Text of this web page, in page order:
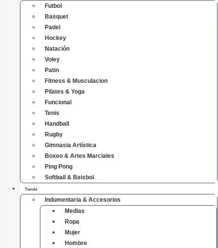
Futbol
Basquet
Padel
Hockey
Natación
Voley
Patin
Fitness & Musculacion
Pilates & Yoga
Funcional
Tenis
Handball
Rugby
Gimnasia Artística
Boxeo & Artes Marciales
Ping Pong
Softball & Beisbol
Tienda
Indumentaria & Accesorios
Medias
Ropa
Mujer
Hombre